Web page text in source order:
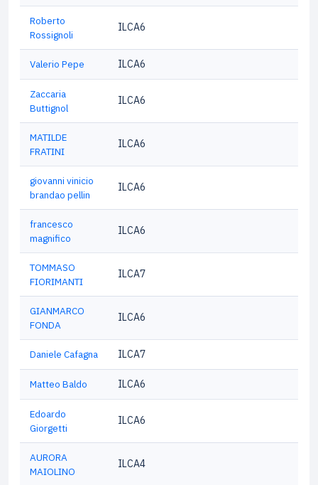
Roberto
Rossignoli
ILCA6
Valerio Pepe ILCA6
Zaccaria
Buttignol
ILCA6
MATILDE
FRATINI
ILCA6
giovanni vinicio
brandao pellin
ILCA6
francesco
magnifico
ILCA6
TOMMASO
FIORIMANTI
ILCA7
GIANMARCO
FONDA
ILCA6
Daniele Cafagna ILCA7
Matteo Baldo ILCA6
Edoardo
Giorgetti
ILCA6
AURORA
MAIOLINO
ILCA4